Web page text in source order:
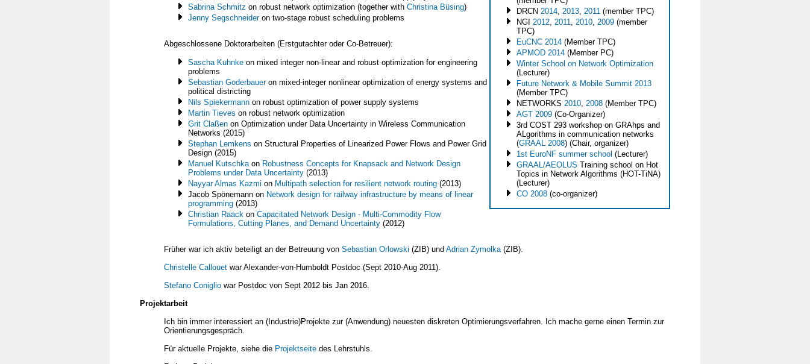
DRCN 2014, 2013, 2011 (member TPC)
NGI 2012, 2011, 2010, 2009 (member
TPC)
EuCNC 2014 (Member TPC)
APMOD 2014 (Member PC)
Winter School on Network Optimization
(Lecturer)
Future Network & Mobile Summit 2013
(Member TPC)
NETWORKS 2010, 2008 (Member TPC)
AGT 2009 (Co-Organizer)
3rd COST 293 workshop on GRAhps and
ALgorithms in communication networks
(GRAAL 2008) (Chair, organizer)
1st EuroNF summer school (Lecturer)
GRAAL/AEOLUS Training school on Hot
Topics in Network Algorithms (HOT-TiNA)
(Lecturer)
CO 2008 (co-organizer)
Sabrina Schmitz on robust network optimization (together with Christina Büsing)
Jenny Segschneideron two-stage robust scheduling problems
Abgeschlossene Doktorarbeiten (Erstgutachter oder Co-Betreuer):
Sascha Kuhnke on mixed integer non-linear and robust optimization for engineering
problems
Sebastian Goderbaueron mixed-integer nonlinear optimization of energy systems and
political districting
Nils Spiekermann on robust optimization of power supply systems
Martin Tieves on robust network optimization
Grit Claßen on Optimization under Data Uncertainty in Wireless Communication
Networks (2015)
Stephan Lemkens on Structural Properties of Linearized Power Flows and Power Grid
Design (2015)
Manuel Kutschkaon Robustness Concepts for Knapsack and Network Design
Problems under Data Uncertainty (2013)
Nayyar Almas Kazmi on Multipath selection for resilient network routing (2013)
Jacob Spönemann on Network design for railway infrastructure by means of linear
programming (2013)
Christian Raack on Capacitated Network Design - Multi-Commodity Flow
Formulations, Cutting Planes, and Demand Uncertainty (2012)
Früher war ich aktiv beteiligt an der Betreuung von Sebastian Orlowski (ZIB) und Adrian Zymolka(ZIB).
Christelle Callouet war Alexander-von-Humboldt Postdoc (Sept 2010-Aug 2011).
Stefano Coniglio war Postdoc von Sept 2012 bis Jan 2016.
Projektarbeit
Ich bin immer interessiert an (Industrie)Projekte zur (Anwendung) neuesten diskreten Optimierungsverfahren. Ich mache gerne einen Termin zur
Orientierungsgespräch.
Für aktuelle Projekte, siehe die Projektseite des Lehrstuhls.